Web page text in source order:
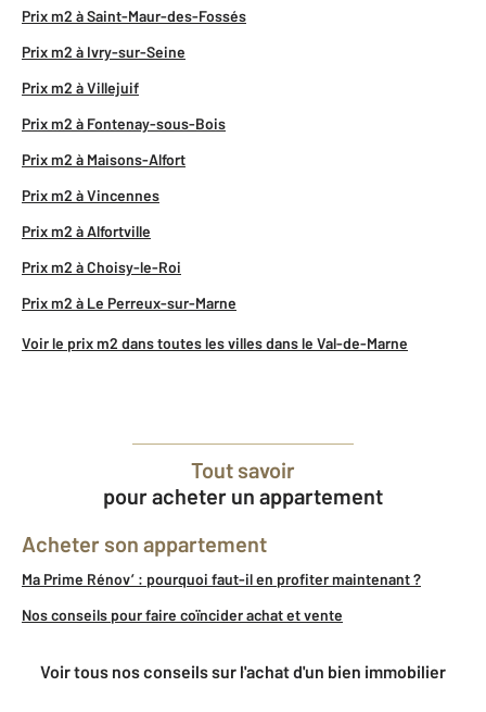
Prix m2 à Saint-Maur-des-Fossés
Prix m2 à Ivry-sur-Seine
Prix m2 à Villejuif
Prix m2 à Fontenay-sous-Bois
Prix m2 à Maisons-Alfort
Prix m2 à Vincennes
Prix m2 à Alfortville
Prix m2 à Choisy-le-Roi
Prix m2 à Le Perreux-sur-Marne
Voir le prix m2 dans toutes les villes dans le Val-de-Marne
Tout savoir
pour acheter un appartement
Acheter son appartement
Ma Prime Rénov’ : pourquoi faut-il en profiter maintenant ?
Nos conseils pour faire coïncider achat et vente
Voir tous nos conseils sur l'achat d'un bien immobilier